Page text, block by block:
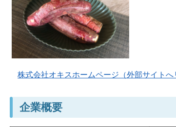
株式会社オキスホームページ（外部サイトへ
企業概要